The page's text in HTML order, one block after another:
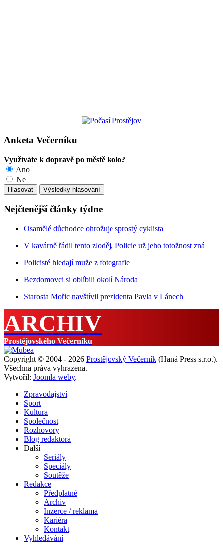
Anketa Večerníku
Využíváte k dopravě po městě kolo?
Ano
Ne
Nejčtenější články týdne
Osamělé důchodce ohrožuje sprostý cyklista
V kavárně řádil tento zloděj, Policie už jeho totožnost zná
Policisté hledají muže z fotografie
Bezdomovci si oblíbili okolí Národa
Starosta Mořic navštívil prezidenta Pavla v Lánech
ARCHIV
Prostějovského Večerníku
Copyright © 2004 - 2026 Prostějovský Večerník (Haná Press s.r.o.).
Všechna práva vyhrazena.
Vytvořil: Joomla weby.
Zpravodajství
Sport
Kultura
Společnost
Rozhovory
Blog redaktora
Další
Seriály
Speciály
Soutěže
Redakce
Předplatné
Archiv
Inzerce / reklama
Kariéra
Kontakt
Vyhledávání